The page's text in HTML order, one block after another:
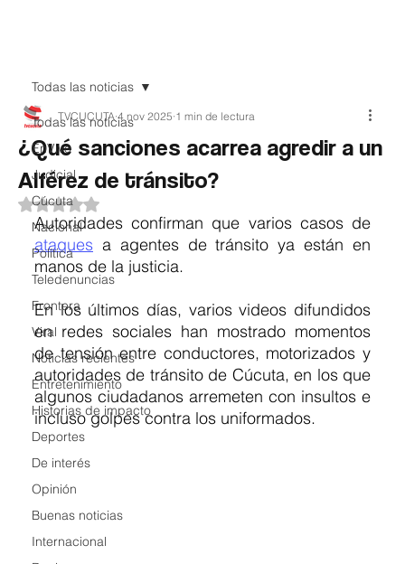
Todas las noticias
EnVivo
Judicial
Cúcuta
Nacional
Política
Teledenuncias
Frontera
Viral
Noticias recientes
Entretenimiento
Historias de impacto
Deportes
De interés
Opinión
Buenas noticias
Internacional
Todas las noticias
¿Qué sanciones acarrea agredir a un
Alférez de tránsito?
TVCUCUTA 4 nov 2025 1 min de lectura
Obtuvo NaN de 5 estrellas.
ataques a agentes de tránsito ya están en
manos de la justicia.
En los últimos días, varios videos difundidos
en redes sociales han mostrado momentos
de tensión entre conductores, motorizados y
autoridades de tránsito de Cúcuta, en los que
algunos ciudadanos arremeten con insultos e
incluso golpes contra los uniformados.